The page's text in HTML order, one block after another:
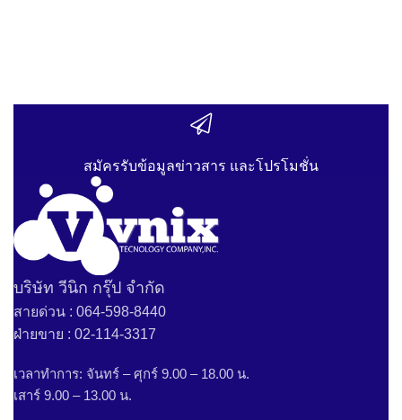
สมัครรับข้อมูลข่าวสาร และโปรโมชั่น
บริษัท วีนิก กรุ๊ป จำกัด
สายด่วน : 064-598-8440
ฝ่ายขาย : 02-114-3317
เวลาทำการ: จันทร์ – ศุกร์ 9.00 – 18.00 น.
เสาร์ 9.00 – 13.00 น.